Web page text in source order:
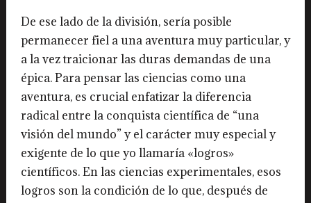
De ese lado de la división, sería posible
permanecer fiel a una aventura muy particular, y
a la vez traicionar las duras demandas de una
épica. Para pensar las ciencias como una
aventura, es crucial enfatizar la diferencia
radical entre la conquista científica de “una
visión del mundo” y el carácter muy especial y
exigente de lo que yo llamaría «logros»
científicos. En las ciencias experimentales, esos
logros son la condición de lo que, después de